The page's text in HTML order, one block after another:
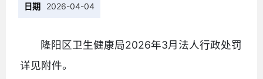
日期 2026-04-04
隆阳区卫生健康局2026年3月法人行政处罚
详见附件。